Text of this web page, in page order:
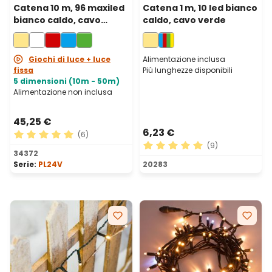
Catena 10 m, 96 maxiled
bianco caldo, cavo
trasparente,
prolungabile
Giochi di luce + luce
fissa
5 dimensioni (10m - 50m)
Alimentazione non inclusa
45,25 €
Valutazione media di 5 su 5 stelle
(6)
34372
Serie: PL24V
Catena 1 m, 10 led bianco
caldo, cavo verde
Alimentazione inclusa
Più lunghezze disponibili
6,23 €
Valutazione media di 5 su
(9)
20283